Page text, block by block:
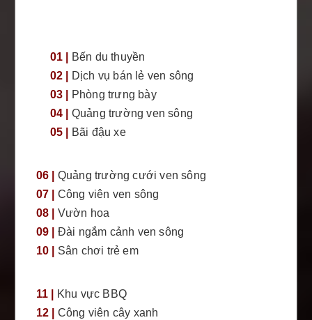
01 |
Bến du thuyền
02 |
Dịch vụ bán lẻ ven sông
03 |
Phòng trưng bày
04 |
Quảng trường ven sông
05 |
Bãi đậu xe
06 |
Quảng trường cưới ven sông
07 |
Công viên ven sông
08 |
Vườn hoa
09 |
Đài ngắm cảnh ven sông
10 |
Sân chơi trẻ em
11 |
Khu vực BBQ
12 |
Công viên cây xanh